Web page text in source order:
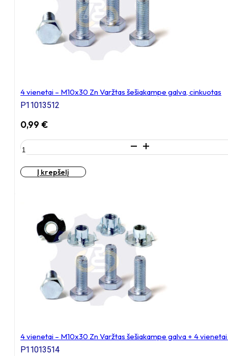
4 vienetai – M10x30 Zn Varžtas šešiakampe galva, cinkuotas
P11013512
0,99 €
produkto
kiekis:
4
vienetai
Varžtas
šešiakampe
galva,
cinkuotas
Į krepšelį
4 vienetai – M10x30 Zn Varžtas šešiakampe galva + 4
P11013514